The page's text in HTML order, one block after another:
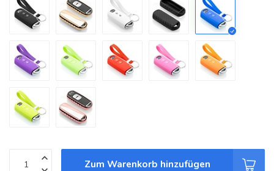
Zum Warenkorb hinzufügen